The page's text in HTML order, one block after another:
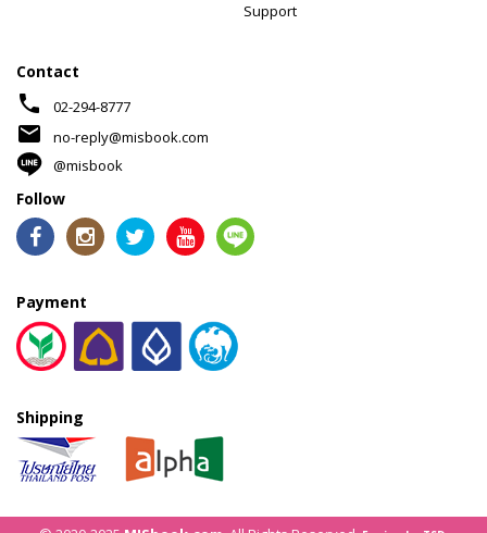
Support
Contact
phone 02-294-8777
mail
no-reply@misbook.com
@misbook
Follow
Payment
Shipping